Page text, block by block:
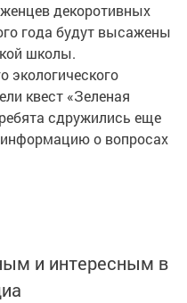
декоротивных
года будут высажены
школы.
экологического
квест «Зеленая
сдружились еще
о вопросах
и интересным в